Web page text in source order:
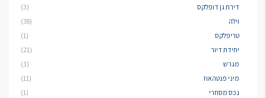
דירת גן דופלקס
(3)
וילה
(38)
טריפלקס
(1)
יחידת דיור
(21)
מגרש
(3)
מיני פנטהאוז
(11)
נכס מסחרי
(1)